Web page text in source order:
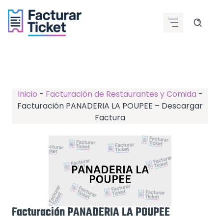
contenido
Inicio - Facturación de Restaurantes y Comida -
Facturación PANADERIA LA POUPEE – Descargar
Factura
Facturación PANADERIA LA POUPEE